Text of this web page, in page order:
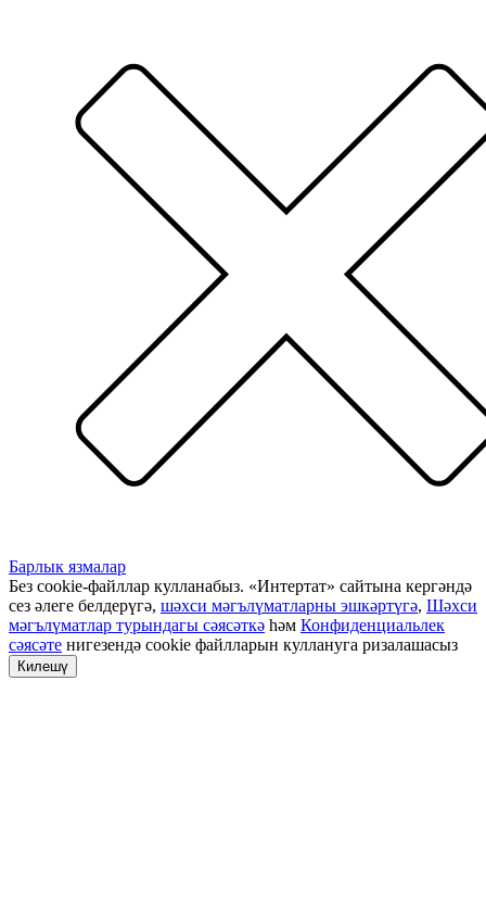
Барлык язмалар
Без cookie-файллар кулланабыз. «Интертат» сайтына кергәндә
сез әлеге белдерүгә, шәхси мәгълүматларны эшкәртүгә, Шәхси
мәгълүматлар турындагы сәясәткә һәм Конфиденциальлек
сәясәте нигезендә cookie файлларын куллануга ризалашасыз
Килешү